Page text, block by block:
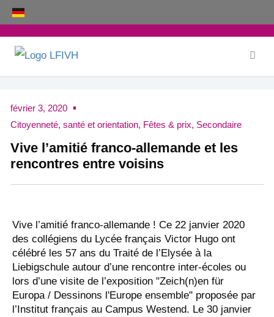
Aller
au
contenu
février 3, 2020
Citoyenneté, santé et orientation, Fêtes & prix, Secondaire
Vive l’amitié franco-allemande et les
rencontres entre voisins
Vive l’amitié franco-allemande ! Ce 22 janvier 2020
des collégiens du Lycée français Victor Hugo ont
célébré les 57 ans du Traité de l’Elysée à la
Liebigschule autour d’une rencontre inter-écoles ou
lors d’une visite de l’exposition "Zeich(n)en für
Europa / Dessinons l'Europe ensemble" proposée par
l’Institut français au Campus Westend. Le 30 janvier